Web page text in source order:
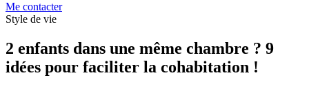
Me contacter
Style de vie
2 enfants dans une même chambre ? 9
idées pour faciliter la cohabitation !